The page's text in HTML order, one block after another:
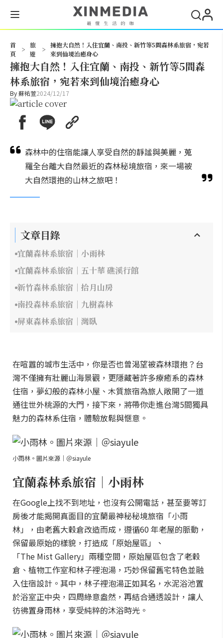
首
頁
>
旅
遊
>
擁抱大自然！入住宜蘭、南投、新竹等5間森林系旅宿，宛若
來到仙境治癒身心
擁抱大自然！入住宜蘭、南投、新竹等5間森
林系旅宿，宛若來到仙境治癒身心
By蘇祐萱2024/12/17
森林中的住宿能讓人享受自然的靜謐與美麗，蒐
羅全台離大自然最近的森林秘境旅宿，來一場被
大自然環抱的山林之旅吧！
文章目錄
宜蘭森林系旅宿｜小雨林
宜蘭森林系旅宿｜五十華 礁溪行館
新竹森林系旅宿｜拾月山房
南投森林系旅宿｜九樹森林
屏東森林系旅宿｜灣臥
在喧囂的城市生活中，你是否也曾渴望被森林環抱？台
灣不僅擁有壯麗山海景觀，更隱藏著許多療癒系的森林
住宿，夢幻般的森林小屋、木質旅宿為旅人敞開了一道
通往世外桃源的大門，接下來，將帶你走進台灣5間獨具
魅力的森林系住宿，體驗放鬆與愜意。
小雨林。圖片來源｜＠siayule
宜蘭森林系旅宿｜小雨林
在Google上找不到地址，也沒有公開電話，甚至要等訂
房後才能揭開真面目的宜蘭最神秘秘境旅宿「小雨
林」，由老舊大穀倉改造而成，遵循60 年老屋的脈動，
保留最原始的樣貌，打造成「原始屋區」、
「The Mist Gallery」兩種空間，原始屋區包含了老穀
倉、植物工作室和林子裡泡湯，巧妙保留舊宅特色並融
入住宿設計。其中，林子裡泡湯正如其名，水泥浴池置
於浴室正中央，四周綠意盎然，再結合通透設計，讓人
彷彿置身雨林，享受純粹的沐浴時光。